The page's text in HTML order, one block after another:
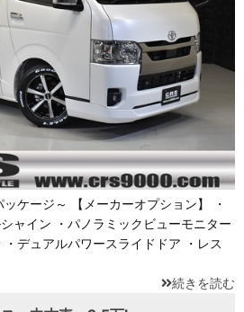
ケージ～ 【メーカーオプション】 ・
ャイン ・パノラミックビューモニター
・デュアルパワースライドドア ・レス
続きを読む